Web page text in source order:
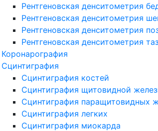
Рентгеновская денситометрия
Рентгеновская денситометрия
Рентгеновская денситометрия
Рентгеновская денситометрия
Коронарография
Сцинтиграфия
Сцинтиграфия костей
Сцинтиграфия щитовидной
Сцинтиграфия паращитовидных
Сцинтиграфия легких
Сцинтиграфия миокарда